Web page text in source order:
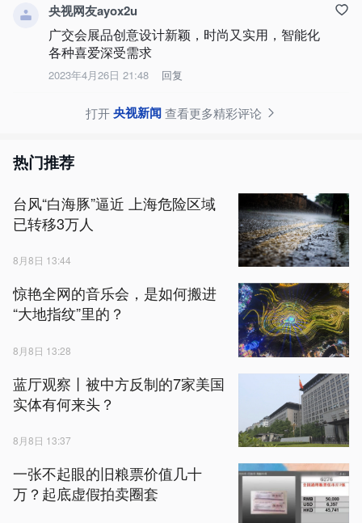
央视网友ayox2u
广交会展品创意设计新颖，时尚又实用，智能化
各种喜爱深受需求
2023年4月26日 21:48 回复
打开央视新闻查看更多精彩评论
热门推荐
台风“白海豚”逼近 上海危险区域
已转移3万人
8月8日 13:44
惊艳全网的音乐会，是如何搬进
“大地指纹”里的？
8月8日 13:28
蓝厅观察丨被中方反制的7家美国
实体有何来头？
8月8日 13:37
一张不起眼的旧粮票价值几十
万？起底虚假拍卖圈套